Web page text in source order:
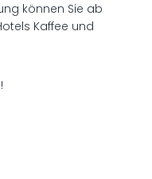
können Sie ab
Kaffee und